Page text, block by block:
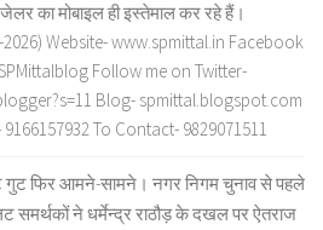
का मोबाइल ही इस्तेमाल कर रहे हैं।
2026) Website- www.spmittal.in Facebook
Follow me on Twitter-
Blog- spmittal.blogspot.com
To Contact- 9829071511
फिर आमने-सामने। नगर निगम चुनाव से पहले
समर्थकों ने धर्मेन्द्र राठौड़ के दखल पर ऐतराज